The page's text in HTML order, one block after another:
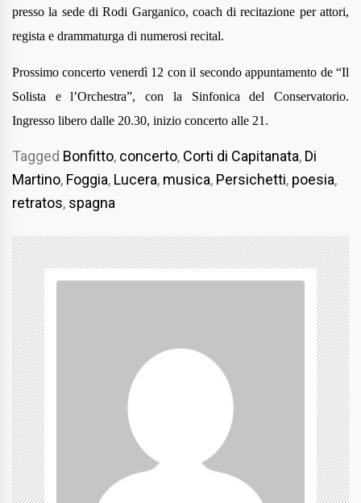
presso la sede di Rodi Garganico, coach di recitazione per attori,
regista e drammaturga di numerosi recital.
Prossimo concerto venerdì 12 con il secondo appuntamento de “Il
Solista e l’Orchestra”, con la Sinfonica del Conservatorio.
Ingresso libero dalle 20.30, inizio concerto alle 21.
Tagged Bonfitto, concerto, Corti di Capitanata, Di
Martino, Foggia, Lucera, musica, Persichetti, poesia,
retratos, spagna